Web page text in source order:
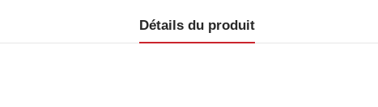
Détails du produit